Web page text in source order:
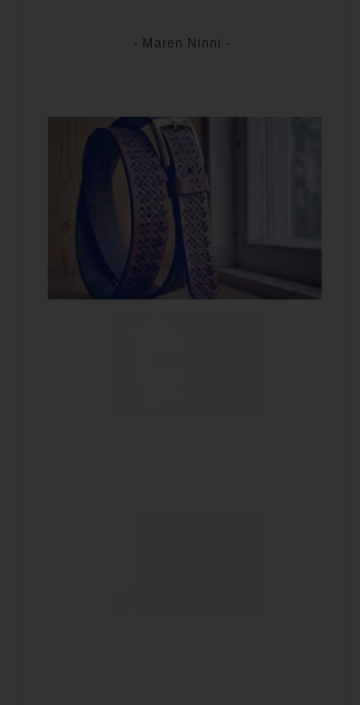
- Maren Ninni -